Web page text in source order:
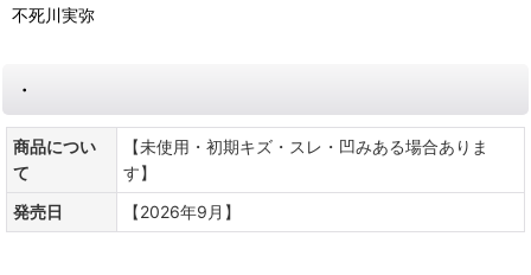
不死川実弥
・
商品につい
て
【未使用・初期キズ・スレ・凹みある場合ありま
す】
発売日
【2026年9月】